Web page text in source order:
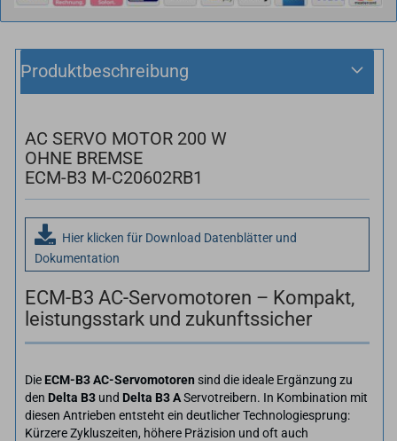
Produktbeschreibung
AC SERVO MOTOR 200 W
OHNE BREMSE
ECM-B3 M-C20602RB1
Hier klicken für Download Datenblätter und
Dokumentation
ECM-B3 AC-Servomotoren – Kompakt,
leistungsstark und zukunftssicher
Die ECM-B3 AC-Servomotoren sind die ideale Ergänzung zu
den Delta B3 und Delta B3 AServotreibern. In Kombination mit
diesen Antrieben entsteht ein deutlicher Technologiesprung:
Kürzere Zykluszeiten, höhere Präzision und oft auch